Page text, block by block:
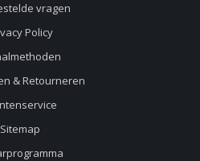
vragen
Policy
& Retourneren
Sitemap